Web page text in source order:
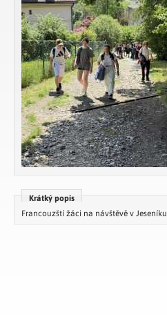
Krátký popis
Francouzští žáci na návštěvě v Jeseníku